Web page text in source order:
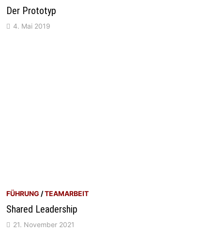
Der Prototyp
4. Mai 2019
FÜHRUNG /TEAMARBEIT
Shared Leadership
21. November 2021